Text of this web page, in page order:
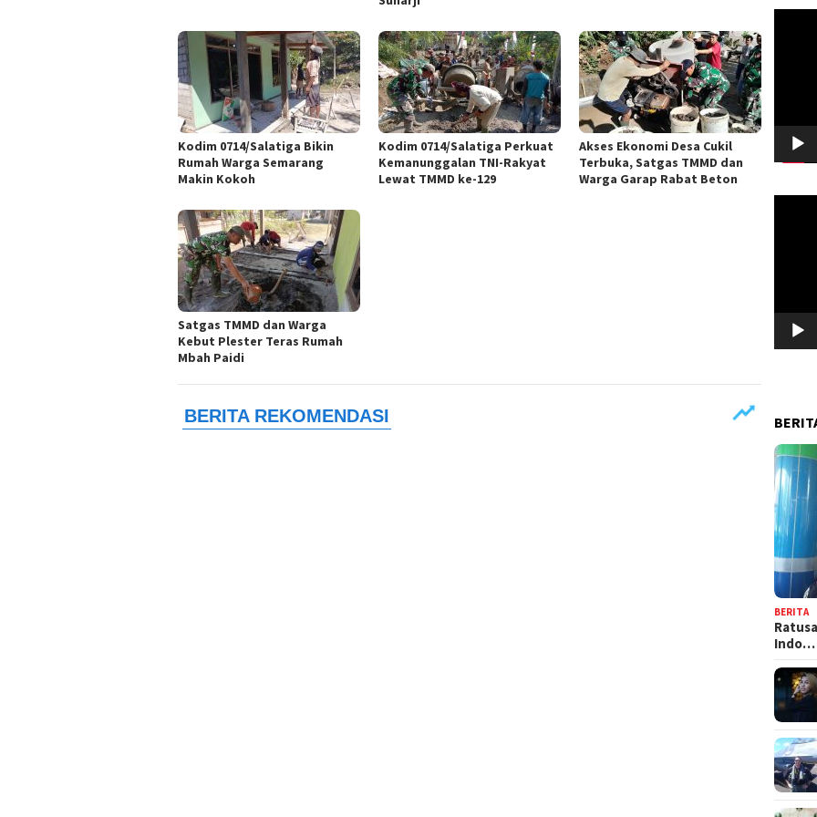
Kodim 0714/Salatiga Bikin
Rumah Warga Semarang
Makin Kokoh
Kodim 0714/Salatiga Perkuat
Kemanunggalan TNI-Rakyat
Lewat TMMD ke-129
Akses Ekonomi Desa Cukil
Terbuka, Satgas TMMD dan
Warga Garap Rabat Beton
Satgas TMMD dan Warga
Kebut Plester Teras Rumah
Mbah Paidi
BERITA
Indo…